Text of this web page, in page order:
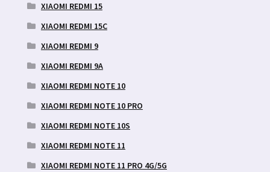
XIAOMI REDMI 15
XIAOMI REDMI 15C
XIAOMI REDMI 9
XIAOMI REDMI 9A
XIAOMI REDMI NOTE 10
XIAOMI REDMI NOTE 10 PRO
XIAOMI REDMI NOTE 10S
XIAOMI REDMI NOTE 11
XIAOMI REDMI NOTE 11 PRO 4G/5G